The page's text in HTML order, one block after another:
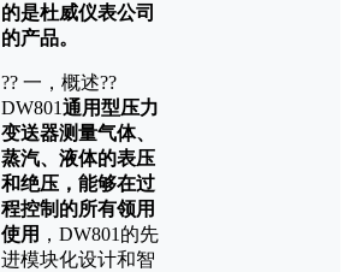
的是杜威仪表公司
的产品。
?? 一，概述??
DW801通用型压力
变送器测量气体、
蒸汽、液体的表压
和绝压，能够在过
程控制的所有领用
使用 ，DW801的先
进模块化设计和智